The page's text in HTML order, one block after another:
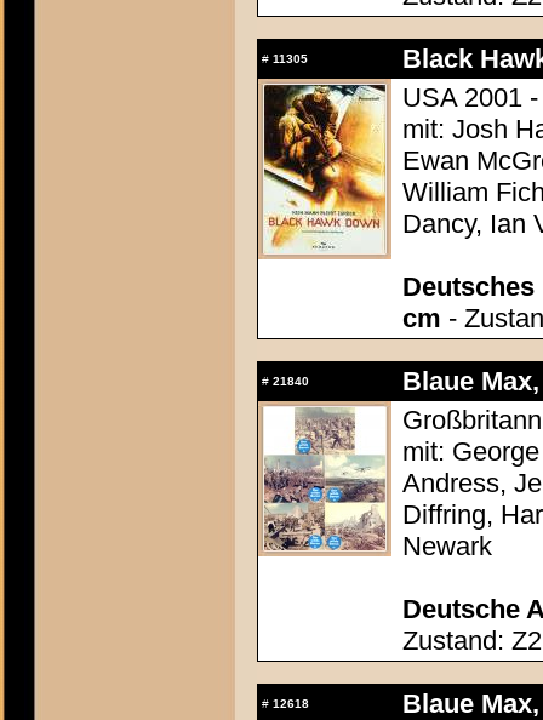
# 11305
Black
USA 2001
mit: Josh
Ewan
William
Dancy, Ian
Deutsches
cm -
# 21840
Blaue
mit:
Andress,
Diffring,
Newark
Deutsche
Zustand: Z2
# 12618
Blaue